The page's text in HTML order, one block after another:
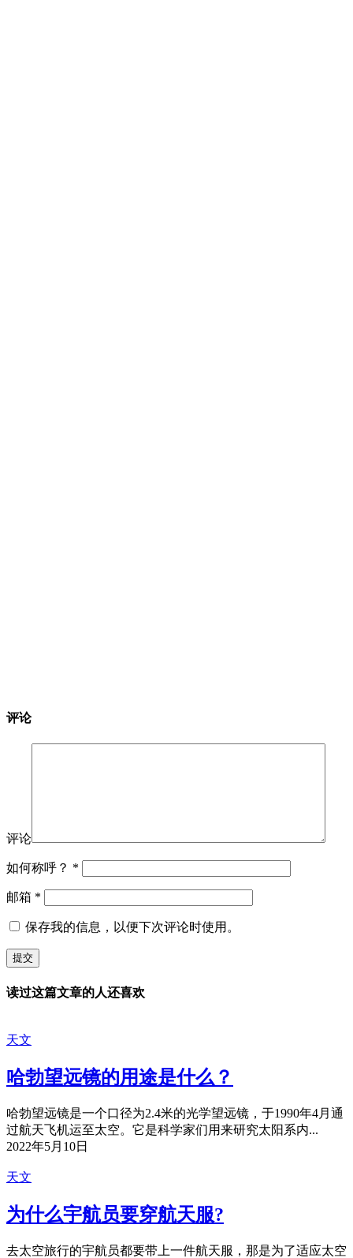
评论
评论
如何称呼？ *
邮箱 *
保存我的信息，以便下次评论时使用。
读过这篇文章的人还喜欢
天文
哈勃望远镜的用途是什么？
哈勃望远镜是一个口径为2.4米的光学望远镜，于1990年4月通
过航天飞机运至太空。它是科学家们用来研究太阳系内...
2022年5月10日
天文
为什么宇航员要穿航天服?
去太空旅行的宇航员都要带上一件航天服，那是为了适应太空